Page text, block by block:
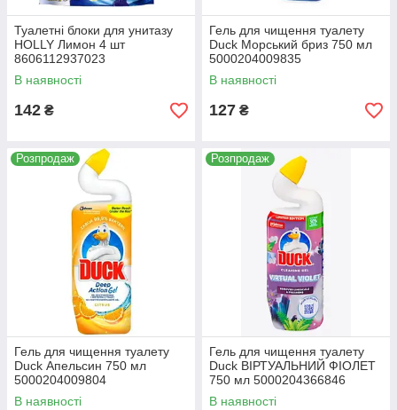
Туалетні блоки для унитазу
HOLLY Лимон 4 шт
8606112937023
В наявності
142 ₴
Гель для чищення туалету
Duck Морський бриз 750 мл
5000204009835
В наявності
127 ₴
Розпродаж
Гель для чищення туалету
Duck Апельсин 750 мл
5000204009804
В наявності
Розпродаж
Гель для чищення туалету
Duck ВІРТУАЛЬНИЙ ФІОЛЕТ
750 мл 5000204366846
В наявності